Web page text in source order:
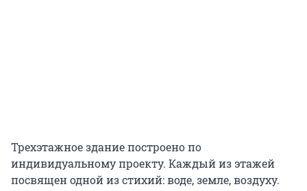
Трехэтажное здание построено по
индивидуальному проекту. Каждый из этажей
посвящен одной из стихий: воде, земле, воздуху.